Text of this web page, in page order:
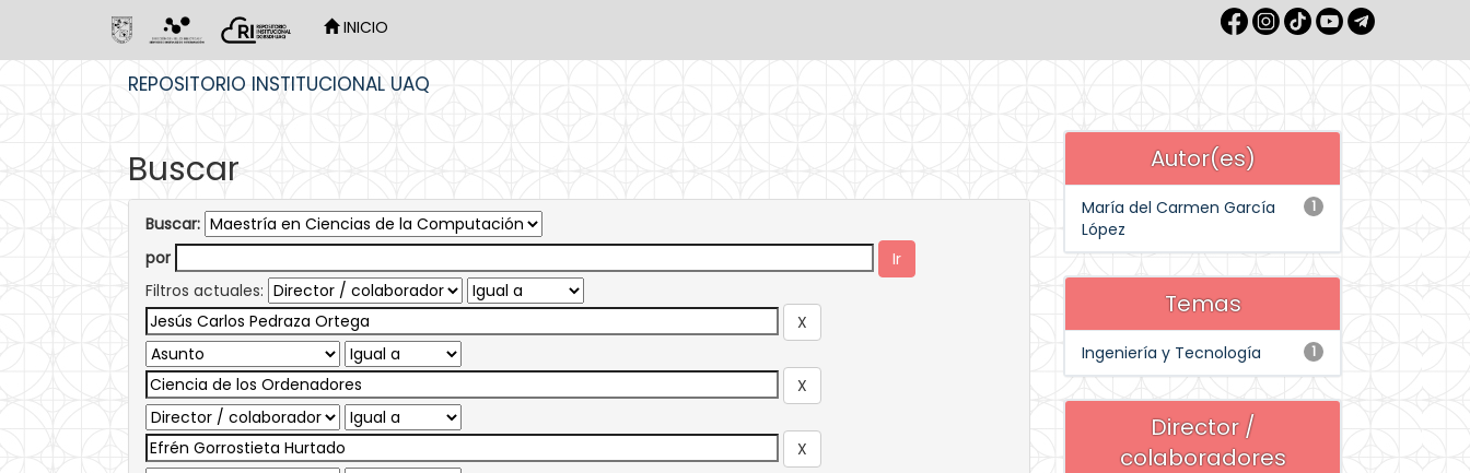
INICIO
REPOSITORIO INSTITUCIONAL UAQ
Buscar
Buscar:
por
Filtros actuales:
Autor(es)
1
María del Carmen García
López
Temas
1
Ingeniería y Tecnología
Director /
colaboradores